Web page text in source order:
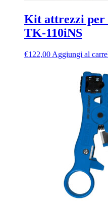
Kit attrezzi per
TK-110iNS
€122,00 Aggiungi al